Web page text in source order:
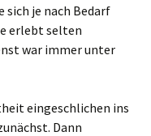
sich je nach Bedarf
erlebt selten
war immer unter
eingeschlichen ins
Dann